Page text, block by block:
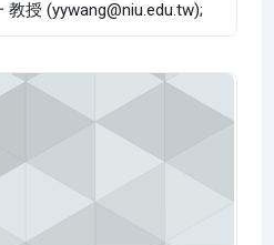
授 (yywang@niu.edu.tw);